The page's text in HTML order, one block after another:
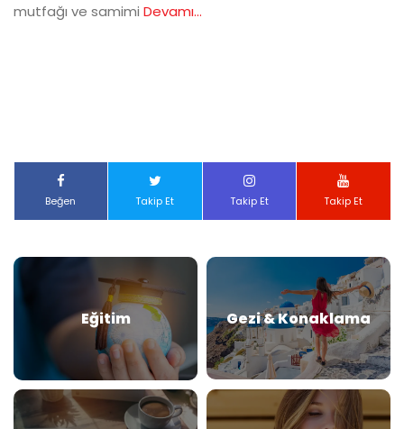
mutfağı ve samimi Devamı...
Beğen Takip Et Takip Et Takip Et
Eğitim Gezi & Konaklama